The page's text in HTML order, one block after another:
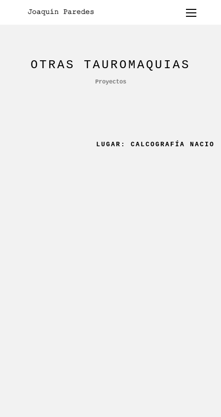
OTRAS TAUROMAQUIAS
Proyectos
LUGAR: CALCOGRAFÍA